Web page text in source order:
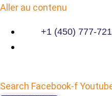
Aller au contenu
+1 (450) 777-
Search Facebook-f